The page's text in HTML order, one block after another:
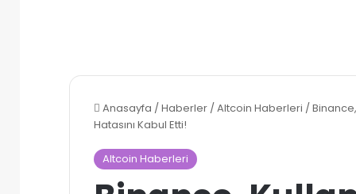
Anasayfa /Haberler /Altcoin Haberleri /
Hatasını Kabul Etti!
Altcoin Haberleri